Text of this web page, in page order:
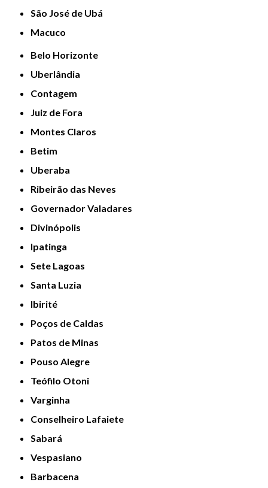
São José de Ubá
Macuco
Belo Horizonte
Uberlândia
Contagem
Juiz de Fora
Montes Claros
Betim
Uberaba
Ribeirão das Neves
Governador Valadares
Divinópolis
Ipatinga
Sete Lagoas
Santa Luzia
Ibirité
Poços de Caldas
Patos de Minas
Pouso Alegre
Teófilo Otoni
Varginha
Conselheiro Lafaiete
Sabará
Vespasiano
Barbacena